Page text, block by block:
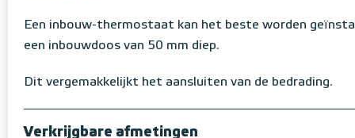
Een inbouw-thermostaat kan het beste worden
een inbouwdoos van 50 mm diep.
Dit vergemakkelijkt het aansluiten van de bedrading.
Verkrijgbare afmetingen